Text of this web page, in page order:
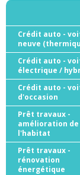
Crédit auto -
neuve
Crédit auto -
électrique /
Crédit auto -
d'occasion
Prêt travaux -
amélioration de
l'habitat
Prêt travaux -
rénovation
énergétique